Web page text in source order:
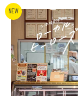
NEW